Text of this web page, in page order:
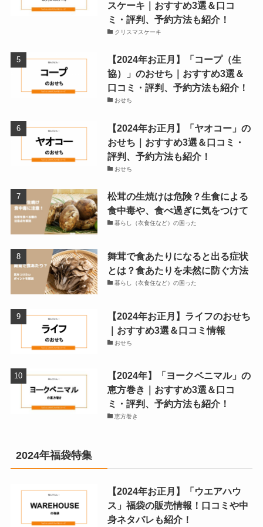
スケーキ｜おすすめ3選＆口コ
ミ・評判、予約方法も紹介！
クリスマスケーキ
【2024年お正月】「コープ（生
協）」のおせち｜おすすめ3選＆
口コミ・評判、予約方法も紹介！
おせち
【2024年お正月】「ヤオコー」の
おせち｜おすすめ3選＆口コミ・
評判、予約方法も紹介！
おせち
松茸の生焼けは危険？生食による
食中毒や、食べ過ぎに気をつけて
暮らし（衣食住など）の困った
舞茸で食あたりになると出る症状
とは？食あたりを未然に防ぐ方法
暮らし（衣食住など）の困った
【2024年お正月】ライフのおせち
｜おすすめ3選＆口コミ情報
おせち
【2024年】「ヨークベニマル」の
恵方巻き｜おすすめ3選＆口コ
ミ・評判、予約方法も紹介！
恵方巻き
2024年福袋特集
【2024年お正月】「ウエアハウ
ス」福袋の販売情報！口コミや中
身ネタバレも紹介！